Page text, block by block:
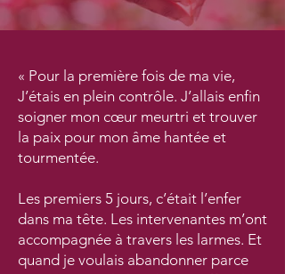
« Pour la première fois de ma vie,
J’étais en plein contrôle. J’allais enfin
soigner mon cœur meurtri et trouver
la paix pour mon âme hantée et
tourmentée.
Les premiers 5 jours, c’était l’enfer
dans ma tête. Les intervenantes m’ont
accompagnée à travers les larmes. Et
quand je voulais abandonner parce